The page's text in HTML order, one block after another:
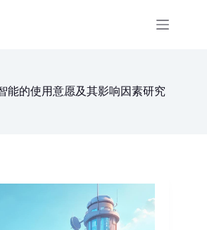
能的使用意愿及其影响因素研究